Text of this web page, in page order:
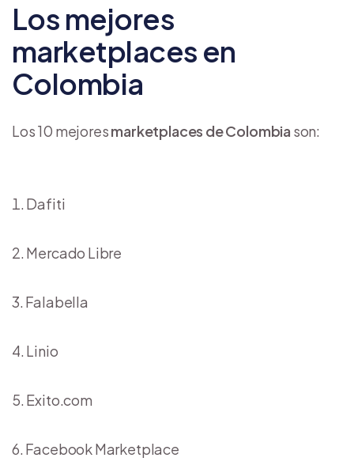
Los mejores
marketplaces en
Colombia
Los 10 mejoresmarketplaces de Colombia son:
Dafiti
Mercado Libre
Falabella
Linio
Exito.com
Facebook Marketplace